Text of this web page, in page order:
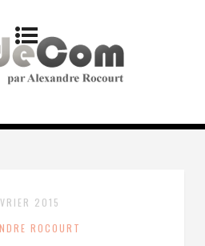
2015
ROCOURT